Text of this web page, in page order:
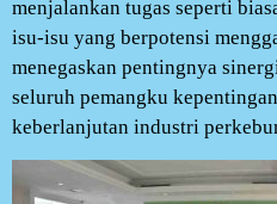
menjalankan tugas seperti
isu-isu yang berpotensi
menegaskan pentingnya
seluruh pemangku
keberlanjutan industri